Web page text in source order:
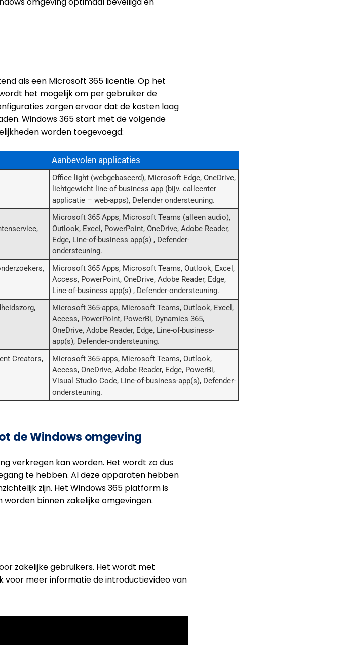
als een Microsoft 365 licentie. Op het
het mogelijk om per gebruiker de
zorgen ervoor dat de kosten laag
Windows 365 start met de volgende
worden toegevoegd:
Aanbevolen applicaties
Office light (webgebaseerd), Microsoft Edge, OneDrive,
lichtgewicht line-of-business app (bijv. callcenter
applicatie – web-apps), Defender ondersteuning.
Microsoft 365 Apps, Microsoft Teams (alleen audio),
Outlook, Excel, PowerPoint, OneDrive, Adobe Reader,
Edge, Line-of-business app(s) , Defender-
ondersteuning.
Microsoft 365 Apps, Microsoft Teams, Outlook, Excel,
Access, PowerPoint, OneDrive, Adobe Reader, Edge,
Line-of-business app(s) , Defender-ondersteuning.
Microsoft 365-apps, Microsoft Teams, Outlook, Excel,
Access, PowerPoint, PowerBi, Dynamics 365,
OneDrive, Adobe Reader, Edge, Line-of-business-
app(s), Defender-ondersteuning.
Creators,
Microsoft 365-apps, Microsoft Teams, Outlook,
Access, OneDrive, Adobe Reader, Edge, PowerBi,
Visual Studio Code, Line-of-business-app(s), Defender-
ondersteuning.
de Windows omgeving
verkregen kan worden. Het wordt zo dus
te hebben. Al deze apparaten hebben
zijn. Het Windows 365 platform is
binnen zakelijke omgevingen.
zakelijke gebruikers. Het wordt met
voor meer informatie de introductievideo van